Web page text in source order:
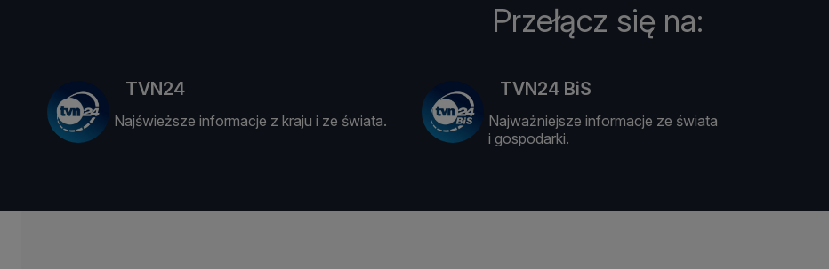
Przełącz się na:
TVN24
Najświeższe informacje z kraju i ze świata.
TVN24 BiS
Najważniejsze informacje ze świata
i gospodarki.